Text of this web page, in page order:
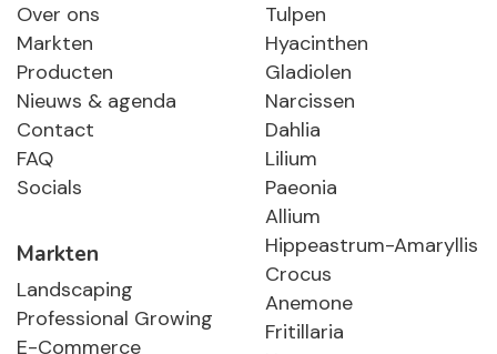
Over ons
Markten
Producten
Nieuws & agenda
Contact
FAQ
Socials
Markten
Landscaping
Professional Growing
E-Commerce
Tulpen
Hyacinthen
Gladiolen
Narcissen
Dahlia
Lilium
Paeonia
Allium
Hippeastrum-Amaryllis
Crocus
Anemone
Fritillaria